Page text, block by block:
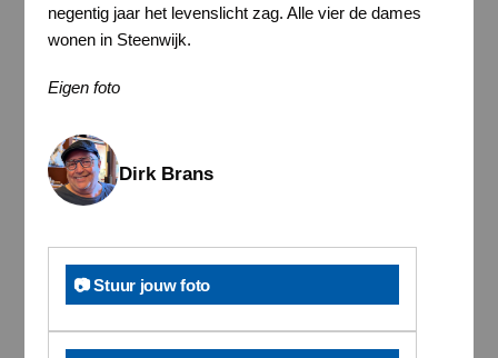
negentig jaar het levenslicht zag. Alle vier de dames
wonen in Steenwijk.
Eigen foto
Dirk Brans
📷 Stuur jouw foto